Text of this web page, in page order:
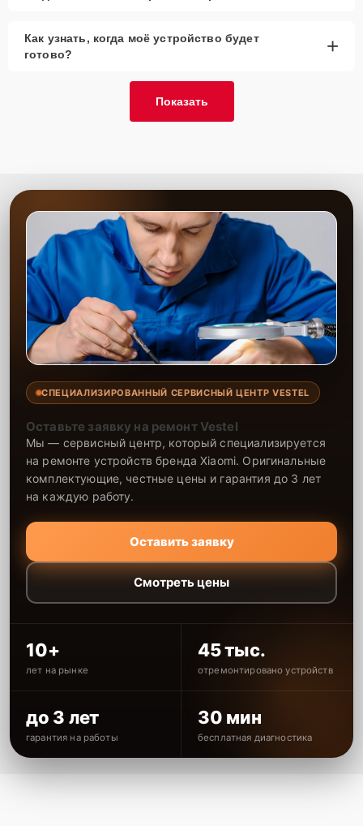
Как узнать, когда моё устройство будет
готово?
+
Показать
СПЕЦИАЛИЗИРОВАННЫЙ СЕРВИСНЫЙ ЦЕНТР VESTEL
Оставьте заявку на ремонт Vestel
Мы — сервисный центр, который специализируется
на ремонте устройств бренда Xiaomi. Оригинальные
комплектующие, честные цены и гарантия до 3 лет
на каждую работу.
Оставить заявку
Смотреть цены
10+
лет на рынке
45 тыс.
отремонтировано устройств
до 3 лет
гарантия на работы
30 мин
бесплатная диагностика